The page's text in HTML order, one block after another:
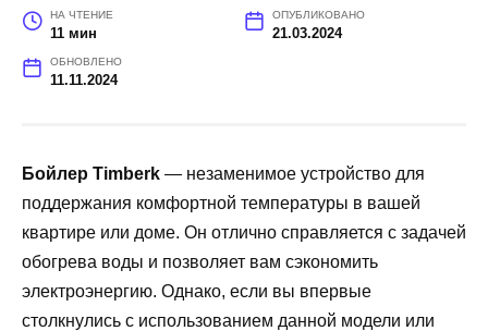
НА ЧТЕНИЕ
11 мин
ОПУБЛИКОВАНО
21.03.2024
ОБНОВЛЕНО
11.11.2024
Бойлер Timberk — незаменимое устройство для
поддержания комфортной температуры в вашей
квартире или доме. Он отлично справляется с задачей
обогрева воды и позволяет вам сэкономить
электроэнергию. Однако, если вы впервые
столкнулись с использованием данной модели или